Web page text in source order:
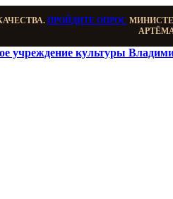
ПРОЙДИТЕ ОПРОС
учреждение культуры